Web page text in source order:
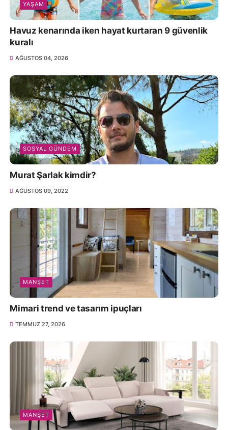
YAŞAM
Havuz kenarında iken hayat kurtaran 9 güvenlik
kuralı
AĞUSTOS 04, 2026
SOSYAL GÜNDEM
Murat Şarlak kimdir?
AĞUSTOS 09, 2022
MANŞET
Mimari trend ve tasarım ipuçları
TEMMUZ 27, 2026
MANŞET